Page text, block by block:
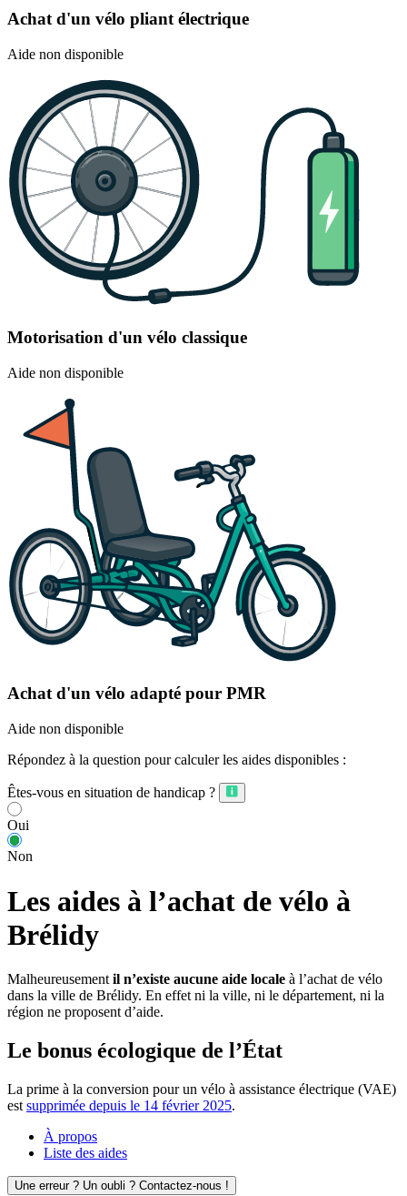
Achat d'un vélo pliant électrique
Aide non disponible
Motorisation d'un vélo classique
Aide non disponible
Achat d'un vélo adapté pour PMR
Aide non disponible
Répondez à la question pour calculer les aides disponibles :
Êtes-vous en situation de handicap ?
Oui
Non
Les aides à l’achat de vélo à
Brélidy
Malheureusement il n’existe aucune aide locale à l’achat de vélo
dans la ville de Brélidy. En effet ni la ville, ni le département, ni la
région ne proposent d’aide.
Le bonus écologique de l’État
La prime à la conversion pour un vélo à assistance électrique (VAE)
est supprimée depuis le 14 février 2025.
À propos
Liste des aides
Une erreur ? Un oubli ? Contactez-nous !